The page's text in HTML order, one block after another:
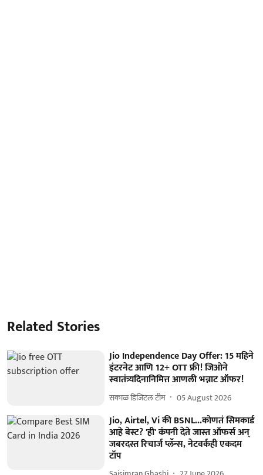
Related Stories
Jio Independence Day Offer: 15 महिने
इंटरनेट आणि 12+ OTT फ्री! जिओने
स्वातंत्र्यदिनानिमित्त आणली भन्नाट ऑफर!
सकाळ डिजिटल टीम 05 August 2026
Jio, Airtel, Vi की BSNL...कोणतं सिमकार्ड
आहे बेस्ट? 'ही' कंपनी देते जास्त ऑफर्स अन्
जबरदस्त रिचार्ज प्लॅन्स, नेटवर्कही एकदम
टॉप